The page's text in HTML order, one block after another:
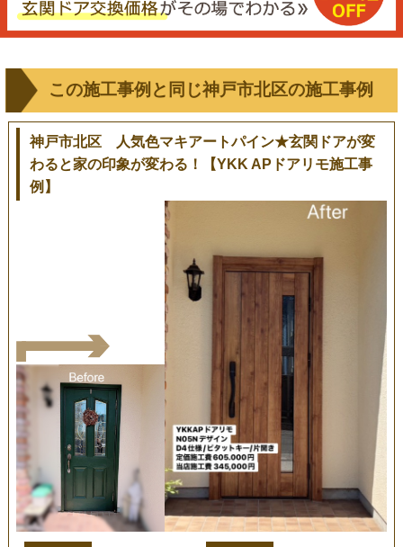
この施工事例と同じ神戸市北区の施工事例
神戸市北区 人気色マキアートパイン★玄関ドアが変
わると家の印象が変わる！【YKK APドアリモ施工事
例】